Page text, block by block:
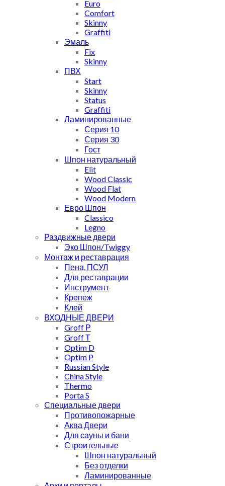
Euro
Comfort
Skinny
Graffiti
Эмаль
Fix
Skinny
ПВХ
Start
Skinny
Status
Graffiti
Ламинированные
Серия 10
Серия 30
Гост
Шпон натуральный
Elit
Wood Classic
Wood Flat
Wood Modern
Евро Шпон
Classico
Legno
Раздвижные двери
Эко Шпон/Twiggy
Монтаж и реставрация
Пена, ПСУЛ
Для реставрации
Инструмент
Крепеж
Клей
ВХОДНЫЕ ДВЕРИ
Groff Р
Groff Т
Optim D
Optim P
Russian Style
China Style
Thermo
Porta S
Специальные двери
Противопожарные
Аква Двери
Для сауны и бани
Строительные
Шпон натуральный
Без отделки
Ламинированные